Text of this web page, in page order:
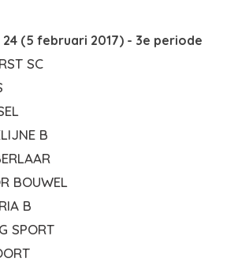
(5 februari 2017) - 3e periode
SC
B
BOUWEL
B
SPORT